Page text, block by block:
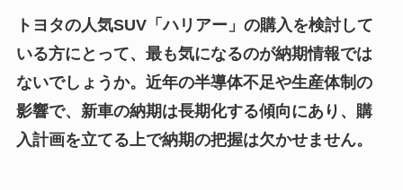
トヨタの人気SUV「ハリアー」の購入を検討して
いる方にとって、最も気になるのが納期情報では
ないでしょうか。近年の半導体不足や生産体制の
影響で、新車の納期は長期化する傾向にあり、購
入計画を立てる上で納期の把握は欠かせません。